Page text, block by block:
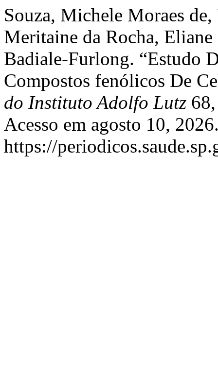
Souza, Michele Moraes
Meritaine da Rocha,
Badiale-Furlong. “Estudo
Compostos fenólicos De
do Instituto Adolfo Lutz
Acesso em agosto 10,
https://